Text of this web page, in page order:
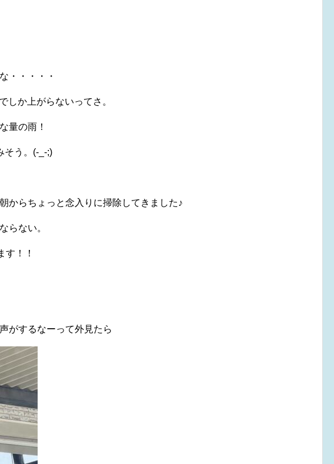
・・・・・
しか上がらないってさ。
量の雨！
そう。(-_-;)
からちょっと念入りに掃除してきました♪
らない。
す！！
がするなーって外見たら